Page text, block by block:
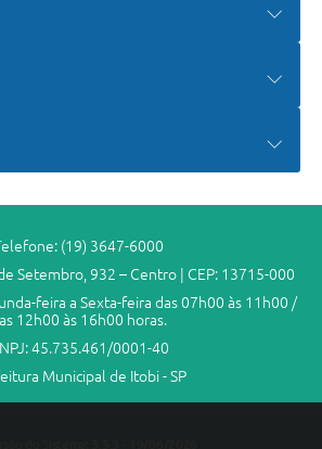
(19) 3647-6000
Setembro, 932 – Centro | CEP: 13715-000
feira a Sexta-feira das 07h00 às 11h00 /
12h00 às 16h00 horas.
45.735.461/0001-40
Municipal de Itobi - SP